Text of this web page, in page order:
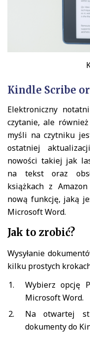
Kindle Scribe
Elektroniczny
czytanie, ale
myśli na czytniku
ostatniej
nowości takiej jak
na tekst oraz
książkach z
nową funkcję, jaką
Microsoft Word.
Jak to zrobić?
Wysyłanie
kilku prostych
Wybierz opcję
Microsoft Word.
Na otwartej
dokumenty do